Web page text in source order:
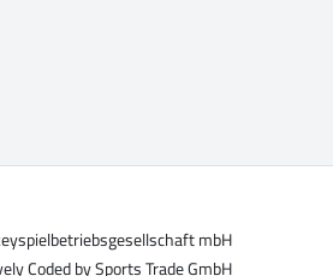
mbH
Coded bySports Trade GmbH